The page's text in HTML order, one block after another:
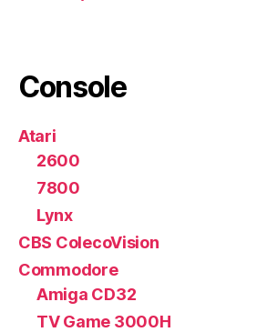
Console
Atari
2600
7800
Lynx
CBS ColecoVision
Commodore
Amiga CD32
TV Game 3000H